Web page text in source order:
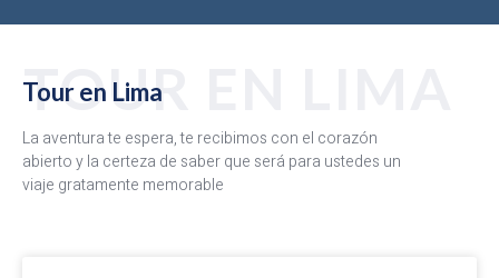
TOUR EN LIMA
Tour en Lima
La aventura te espera, te recibimos con el corazón
abierto y la certeza de saber que será para ustedes un
viaje gratamente memorable